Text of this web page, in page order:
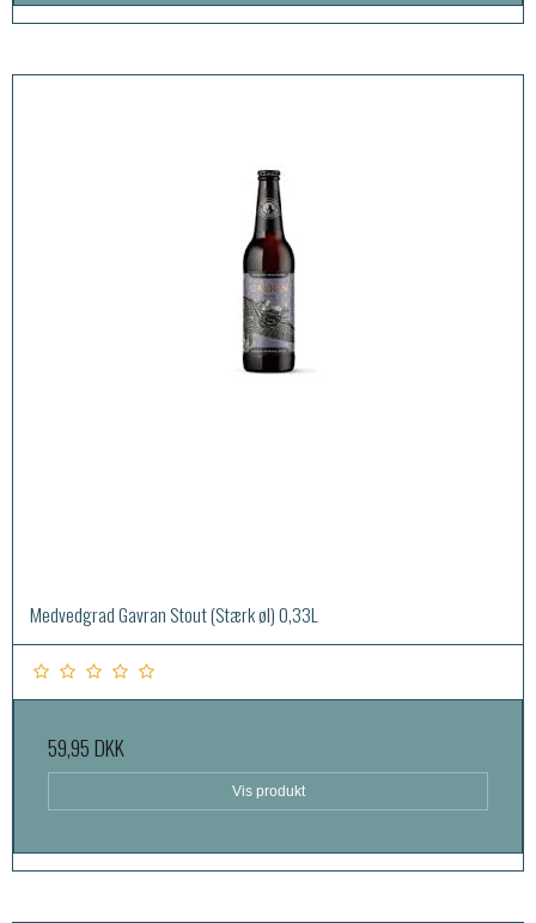
Medvedgrad Gavran Stout (Stærk øl) 0,33L
59,95 DKK
Vis produkt